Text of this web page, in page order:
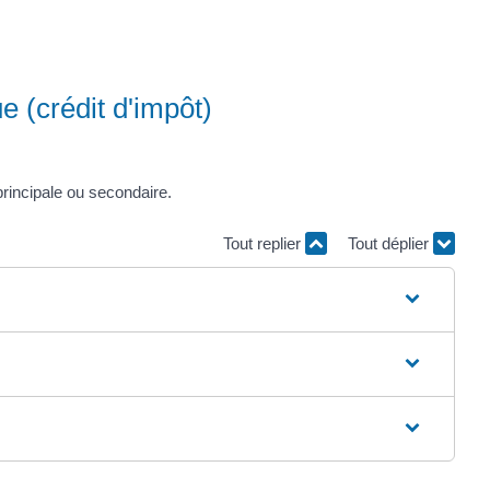
(crédit d'impôt)
ou secondaire.
Tout replier Tout déplier